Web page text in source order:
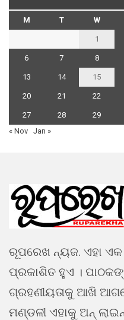
M T W
1
6 7 8
13 14 15
20 21 22
27 28 29
« Nov Jan »
ରୂପରେଖ ନ୍ୟଜ. ଏହା
ପ୍ରକାଶିତ ହୁଏ ।
ଗ୍ରହଣୀୟତାକୁ ଆଖି
ମଣ୍ଡଳୀ ଏହାକୁ ଅନ୍